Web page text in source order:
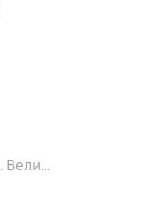
с. Софіївська Борщагівка, вул. Велика Кільцева, 58